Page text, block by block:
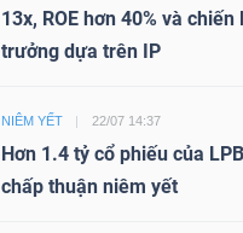
13x, ROE hơn 40% và
trưởng dựa trên IP
NIÊM YẾT 22/07 14:37
Hơn 1.4 tỷ cổ phiếu của
chấp thuận niêm yết